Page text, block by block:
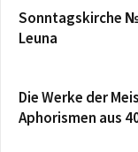
Sonntagskirche №
Leuna
Die Werke der
Aphorismen aus